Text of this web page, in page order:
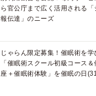
ら官公庁まで広く活用される
報伝達」のニーズ
じゃらん限定募集！催眠術を
「催眠術スクール初級コース
座＋催眠術体験」を催眠の日